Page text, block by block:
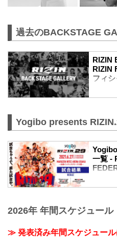
過去のBACKSTAGE
RIZIN
RIZIN
フィシ
戦い
Yogibo presents
一覧 -
第13
Full
2026年 年間スケジュール
≫ 発表済み年間スケジュール